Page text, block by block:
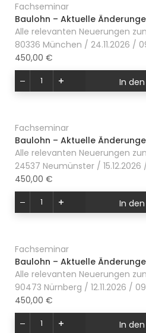
Fachseminar
Baulohn – Aktuelle
Alle relevanten Neuerungen
80336 München / 24.11.2026 /
450,00 €
In
Fachseminar
Baulohn – Aktuelle
Alle relevanten Neuerungen
24537 Neumünster /
450,00 €
In
Fachseminar
Baulohn – Aktuelle
Alle relevanten Neuerungen
90473 Nürnberg / 12.11.2026 /
450,00 €
In